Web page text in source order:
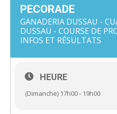
PECORADE
GANADERIA DUSSAU -
DUSSAU - COURSE DE
INFOS ET RÉSULTATS
HEURE
(Dimanche) 17h00 - 19h00